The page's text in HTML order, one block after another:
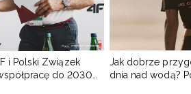
i Polski Związek
do 2030
Jak dobrze
dnia nad wodą?